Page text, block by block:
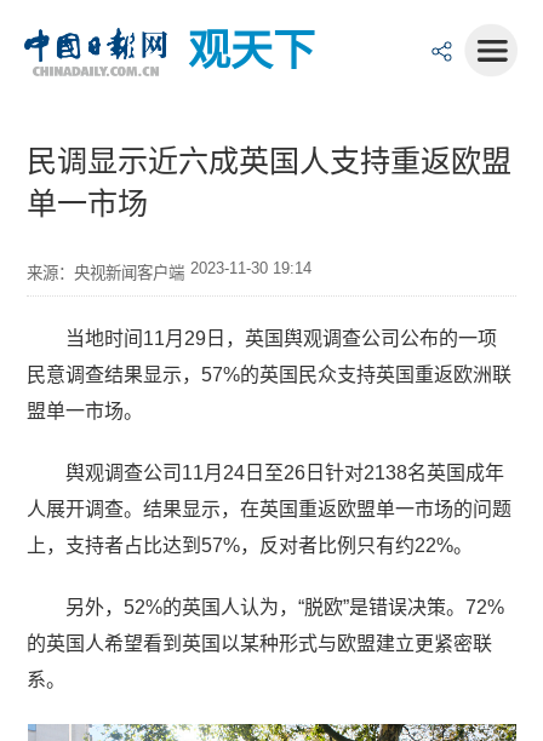
观天下
民调显示近六成英国人支持重返欧盟
单一市场
来源：央视新闻客户端 2023-11-30 19:14
当地时间11月29日，英国舆观调查公司公布的一项
民意调查结果显示，57%的英国民众支持英国重返欧洲联
盟单一市场。
舆观调查公司11月24日至26日针对2138名英国成年
人展开调查。结果显示，在英国重返欧盟单一市场的问题
上，支持者占比达到57%，反对者比例只有约22%。
另外，52%的英国人认为，“脱欧”是错误决策。72%
的英国人希望看到英国以某种形式与欧盟建立更紧密联
系。